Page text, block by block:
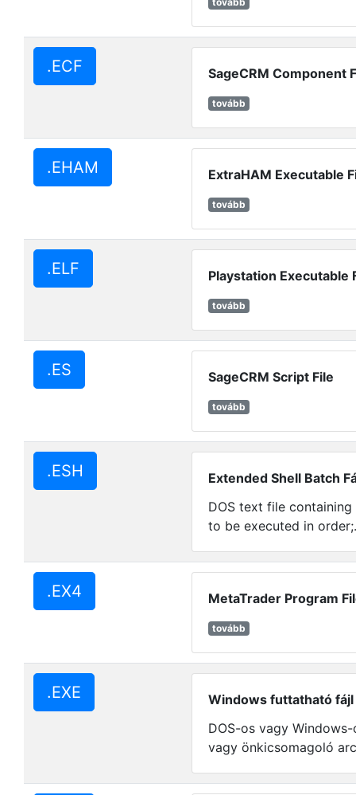
.ECF SageCRM Component
tovább
.EHAM ExtraHAM Executable
tovább
.ELF Playstation Executable
tovább
.ES SageCRM Script File
tovább
.ESH
Extended Shell Batch
DOS text file
to be executed in
.EX4 MetaTrader Program
tovább
.EXE
Windows futtatható fájl
DOS-os vagy
vagy önkicsomagoló